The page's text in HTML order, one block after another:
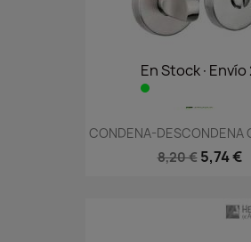
En
CONDENA-DESCONDENA
8,20 € 5,74 €